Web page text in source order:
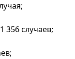
356 случаев;